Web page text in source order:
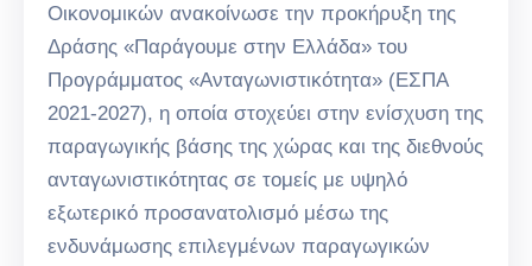
Οικονομικών ανακοίνωσε την προκήρυξη της
Δράσης «Παράγουμε στην Ελλάδα» του
Προγράμματος «Ανταγωνιστικότητα» (ΕΣΠΑ
2021-2027), η οποία στοχεύει στην ενίσχυση της
παραγωγικής βάσης της χώρας και της διεθνούς
ανταγωνιστικότητας σε τομείς με υψηλό
εξωτερικό προσανατολισμό μέσω της
ενδυνάμωσης επιλεγμένων παραγωγικών